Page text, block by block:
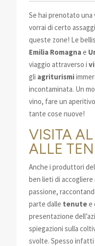
Se hai prenotato una
vorrai di certo
queste zone! Le
Emilia Romagnae
viaggio attraverso i
gli agriturismi
incontaminata. Un
vino, fare un
tante cose nuove!
VISITA
ALLE
Anche i produttori
ben lieti di
passione,
parte dalle tenutee
presentazione
spiegazioni sulla
svolte. Spesso